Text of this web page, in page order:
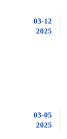
03-12
2025
03-05
2025